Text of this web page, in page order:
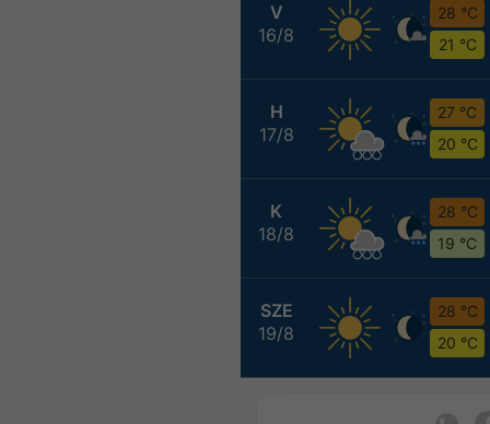
V
16/8
28 °C
21 °C
H
17/8
27 °C
20 °C
K
18/8
28 °C
19 °C
SZE
19/8
28 °C
20 °C